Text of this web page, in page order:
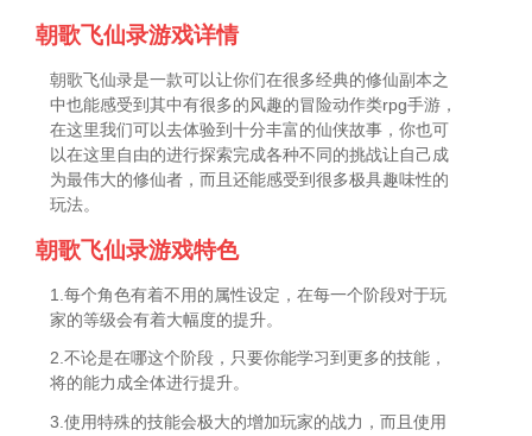
朝歌飞仙录游戏详情
朝歌飞仙录是一款可以让你们在很多经典的修仙副本之
中也能感受到其中有很多的风趣的冒险动作类rpg手游，
在这里我们可以去体验到十分丰富的仙侠故事，你也可
以在这里自由的进行探索完成各种不同的挑战让自己成
为最伟大的修仙者，而且还能感受到很多极具趣味性的
玩法。
朝歌飞仙录游戏特色
1.每个角色有着不用的属性设定，在每一个阶段对于玩
家的等级会有着大幅度的提升。
2.不论是在哪这个阶段，只要你能学习到更多的技能，
将的能力成全体进行提升。
3.使用特殊的技能会极大的增加玩家的战力，而且使用